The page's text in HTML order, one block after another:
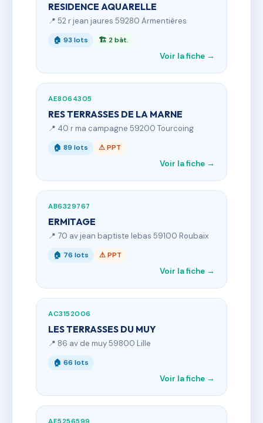
RESIDENCE AQUARELLE
📍 52 r jean jaures 59280 Armentières
🏠 93 lots 🏗 2 bât.
Voir la fiche →
AE8064305
RES TERRASSES DE LA MARNE
📍 40 r ma campagne 59200 Tourcoing
🏠 89 lots ⚠ PPT
Voir la fiche →
AB6329767
ERMITAGE
📍 70 av jean baptiste lebas 59100 Roubaix
🏠 76 lots ⚠ PPT
Voir la fiche →
AC3152006
LES TERRASSES DU MUY
📍 86 av de muy 59800 Lille
🏠 66 lots
Voir la fiche →